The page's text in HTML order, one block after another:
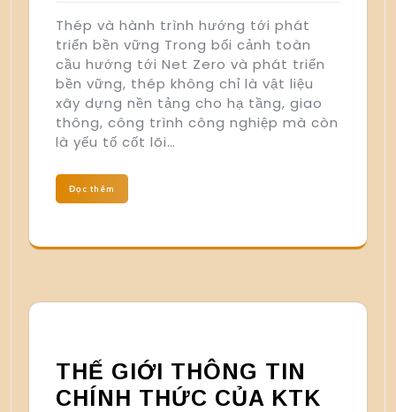
Thép và hành trình hướng tới phát
triển bền vững Trong bối cảnh toàn
cầu hướng tới Net Zero và phát triển
bền vững, thép không chỉ là vật liệu
xây dựng nền tảng cho hạ tầng, giao
thông, công trình công nghiệp mà còn
là yếu tố cốt lõi…
Đọc thêm
THẾ GIỚI THÔNG TIN
CHÍNH THỨC CỦA KTK